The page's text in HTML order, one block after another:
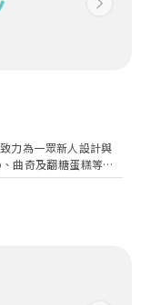
Next
力為一眾新人設計與
曲奇及翻糖蛋糕等
製。除此之外，
物等服務，讓新人及